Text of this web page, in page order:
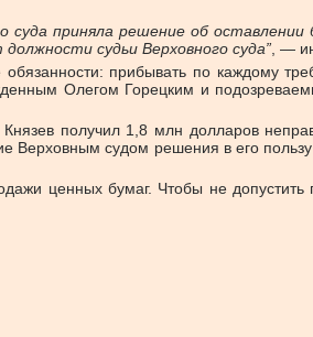
суда приняла решение об
судьи Верховного суда” , —
прибывать по каждому
Олегом Горецким и
получил 1,8 млн долларов
Верховным судом решения в его
ценных бумаг. Чтобы не